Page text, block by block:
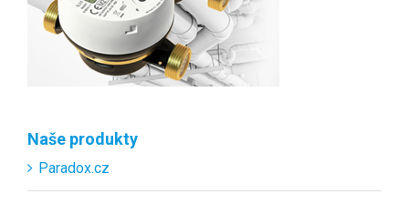
Naše produkty
Paradox.cz